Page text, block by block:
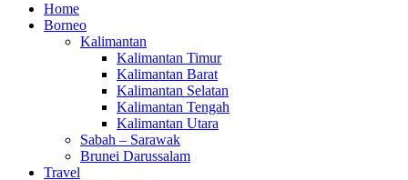
Home
Borneo
Kalimantan
Kalimantan Timur
Kalimantan Barat
Kalimantan Selatan
Kalimantan Tengah
Kalimantan Utara
Sabah – Sarawak
Brunei Darussalam
Travel